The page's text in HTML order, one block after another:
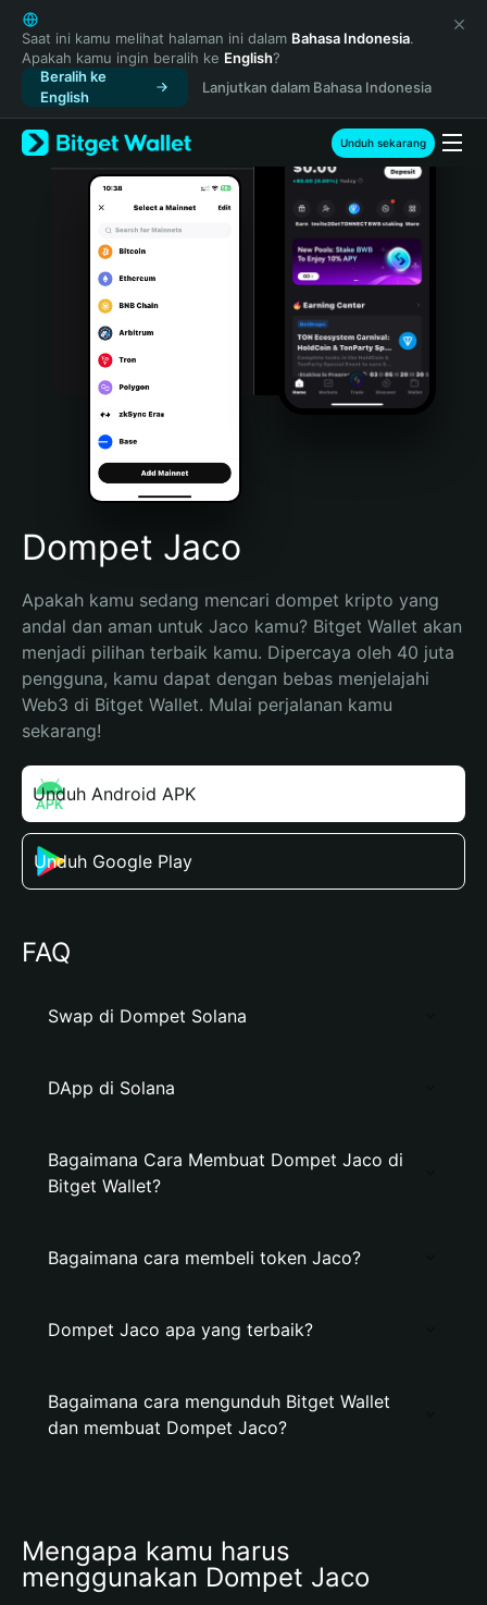
English
日本語
Tiếng Việt
Русский
Español (Latinoamérica)
Türkçe
Italiano
Português (Portugal)
Bahasa Indonesia
Português (Brasil)
Español (Argentina)
Saat ini kamu melihat halaman ini dalam Bahasa Indonesia.
Apakah kamu ingin beralih ke English?
Beralih ke
English
Lanjutkan dalam Bahasa Indonesia
Unduh sekarang
Dompet Jaco
Apakah kamu sedang mencari dompet kripto yang
andal dan aman untuk Jaco kamu? Bitget Wallet akan
menjadi pilihan terbaik kamu. Dipercaya oleh 40 juta
pengguna, kamu dapat dengan bebas menjelajahi
Web3 di Bitget Wallet. Mulai perjalanan kamu
sekarang!
Unduh Android APK
Unduh Google Play
FAQ
Swap di Dompet Solana
DApp di Solana
Bagaimana Cara Membuat Dompet Jaco di
Bitget Wallet?
Bagaimana cara membeli token Jaco?
Dompet Jaco apa yang terbaik?
Bagaimana cara mengunduh Bitget Wallet
dan membuat Dompet Jaco?
Mengapa kamu harus
menggunakan Dompet Jaco